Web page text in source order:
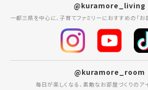
@kuramore_living
一都三県を中心に、子育てファミリーにおすすめの「
@kuramore_room
毎日が楽しくなる、素敵なお部屋づくりのア